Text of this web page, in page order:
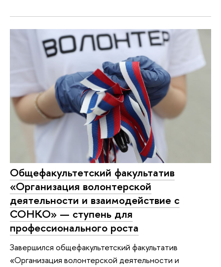
Общефакультетский факультатив
«Организация волонтерской
деятельности и взаимодействие с
СОНКО» — ступень для
профессионального роста
Завершился общефакультетский факультатив
«Организация волонтерской деятельности и